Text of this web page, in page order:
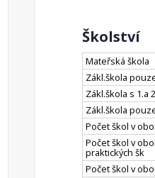
Školství
Mateřská škola
Zákl.škola
Zákl.škola s 1.a
Zákl.škola
Počet škol v
Počet škol v
praktických šk
Počet škol v